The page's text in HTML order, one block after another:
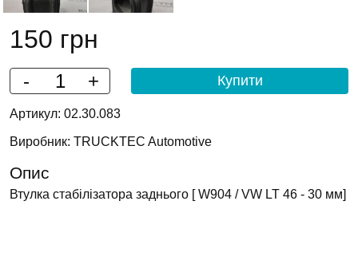
150 грн
- +
Артикул: 02.30.083
Виробник: TRUCKTEC Automotive
Опис
Втулка стабілізатора заднього [ W904 / VW LT 46 - 30 мм]